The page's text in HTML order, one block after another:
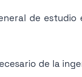
de estudio
de la